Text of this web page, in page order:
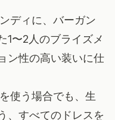
ディに、バーガン
1〜2人のブライズメ
ン性の高い装いに仕
使う場合でも、生
、すべてのドレスを